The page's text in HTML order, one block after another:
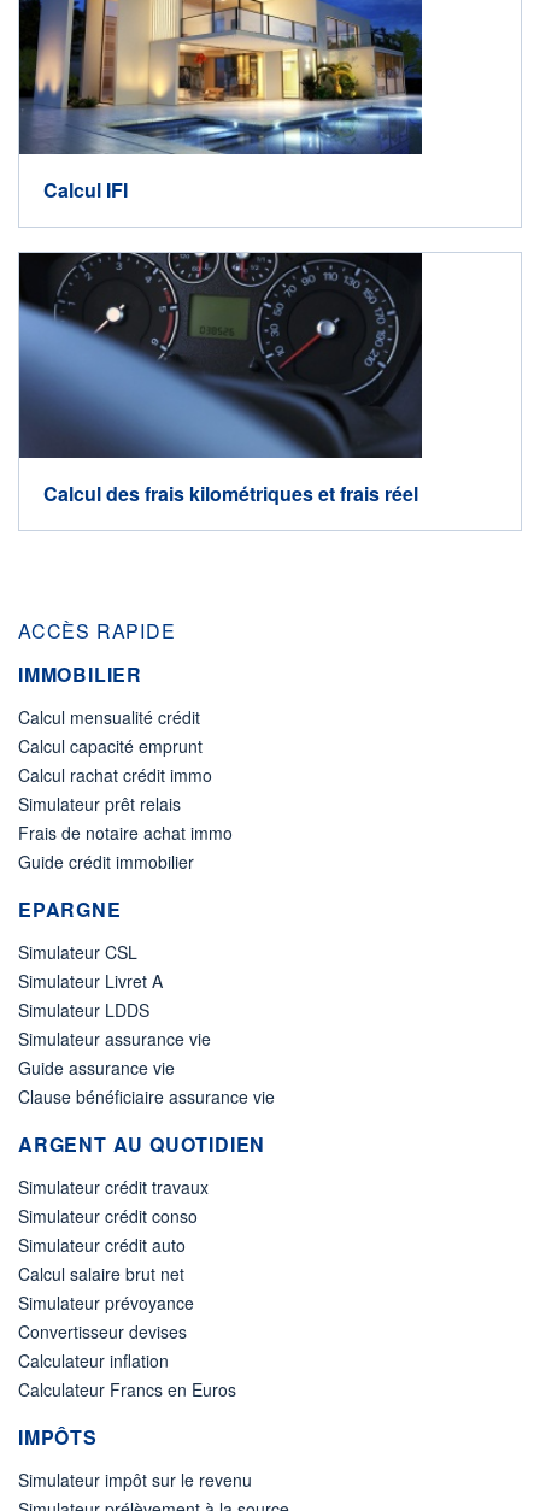
Calcul IFI
Calcul des frais kilométriques et frais réel
ACCÈS RAPIDE
IMMOBILIER
Calcul mensualité crédit
Calcul capacité emprunt
Calcul rachat crédit immo
Simulateur prêt relais
Frais de notaire achat immo
Guide crédit immobilier
EPARGNE
Simulateur CSL
Simulateur Livret A
Simulateur LDDS
Simulateur assurance vie
Guide assurance vie
Clause bénéficiaire assurance vie
ARGENT AU QUOTIDIEN
Simulateur crédit travaux
Simulateur crédit conso
Simulateur crédit auto
Calcul salaire brut net
Simulateur prévoyance
Convertisseur devises
Calculateur inflation
Calculateur Francs en Euros
IMPÔTS
Simulateur impôt sur le revenu